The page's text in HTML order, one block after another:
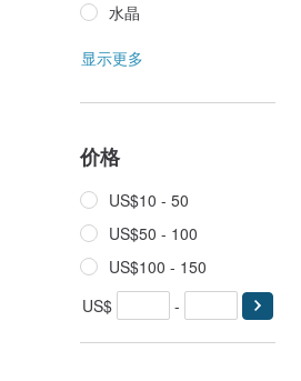
水晶
显示更多
价格
US$10 - 50
US$50 - 100
US$100 - 150
US$
-